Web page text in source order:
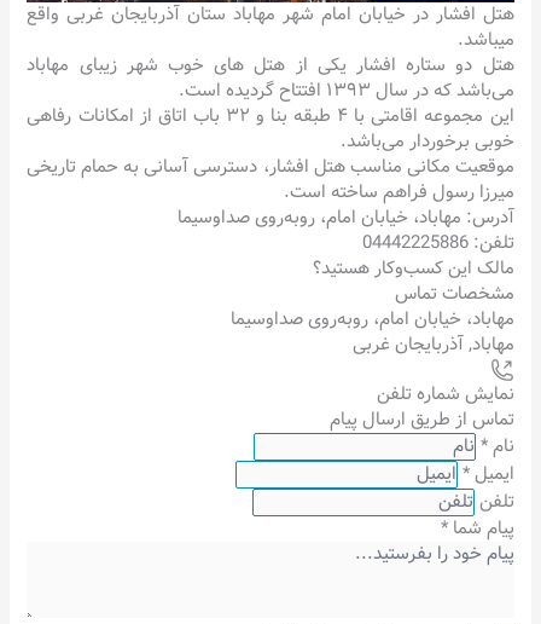
هتل افشار در خیابان امام شهر مهاباد ستان آذربایجان غربی واقع
میباشد.
هتل دو ستاره افشار یکی از هتل های خوب شهر زیبای مهاباد
می‌باشد که در سال ۱۳۹۳ افتتاح گردیده است.
این مجموعه اقامتی با ۴ طبقه بنا و ۳۲ باب اتاق از امکانات رفاهی
خوبی برخوردار می‌باشد.
موقعیت مکانی مناسب هتل افشار، دسترسی آسانی به حمام تاریخی
میرزا رسول فراهم ساخته‌ است.
آدرس: مهاباد، خیابان امام، روبه‌روی صداوسیما
تلفن: 04442225886
مالک این کسب‌وکار هستید؟
مشخصات تماس
مهاباد، خیابان امام، روبه‌روی صداوسیما
مهاباد,آذربایجان غربی
نمایش شماره تلفن
تماس از طریق ارسال پیام
نام*
ایمیل*
تلفن
پیام شما*